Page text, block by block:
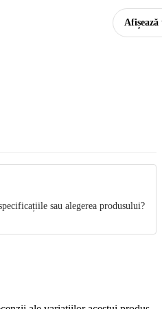
Afișează
sau alegerea produsului?